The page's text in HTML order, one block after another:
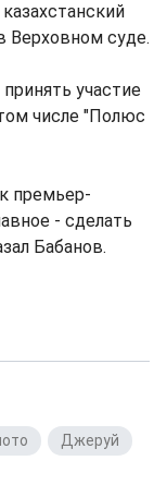
Верховном суде.
участие
числе "Полюс
премьер-
- сделать
Бабанов.
Джеруй